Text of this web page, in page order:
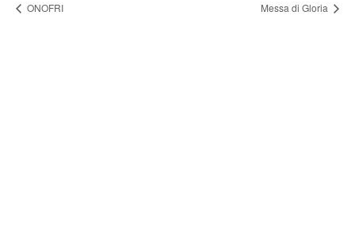
ONOFRI Messa di Gloria